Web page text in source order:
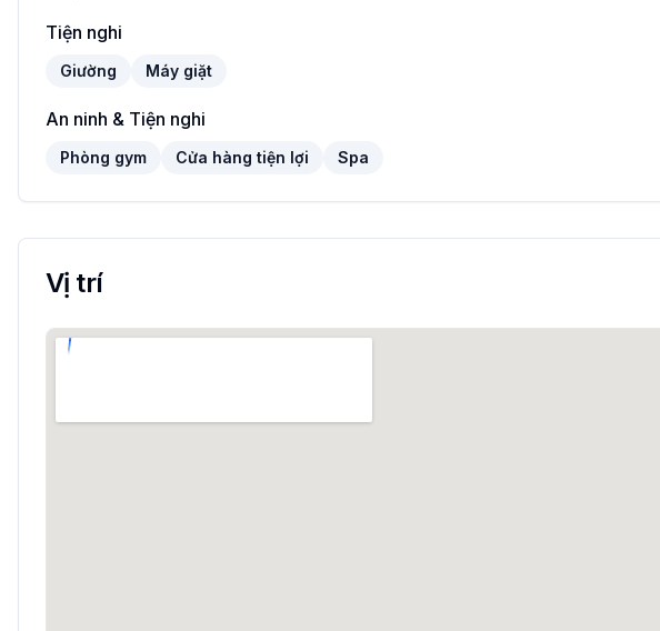
Tiện nghi
Giường Máy giặt
An ninh & Tiện nghi
Phòng gym Cửa hàng tiện lợi Spa
Vị trí